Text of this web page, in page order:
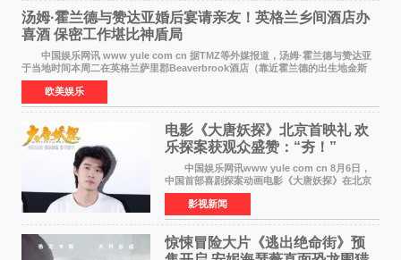
汤姆·霍兰德与赞达亚婚后宴请亲友！英格兰乡间酒店办
喜酒 保密工作堪比神盾局
中国娱乐网讯 www yule com cn 据TMZ等外媒报道，汤姆·霍兰德与赞达亚
于当地时间本周二在英格兰萨里郡Beaverbrook酒店（靠近霍兰德的出生地金斯
顿）举办婚宴，邀请家人与朋友们喝喜酒，庆祝
欧美娱乐
电影《大唐妖探》北京首映礼 欢
乐探案获观众盛赞：“夯！”
中国娱乐网讯www yule com cn 8月6日，
中国首部喜剧探案动画电影《大唐妖探》在北京
举办电影首映礼。导演程腾、联合导演黄珉、总
制片人曹紫建、制片人李莹莹，配音导演张喆，
对白指导程寅，领
影视新闻
惊悚冒险大片《逃出绝命街》预